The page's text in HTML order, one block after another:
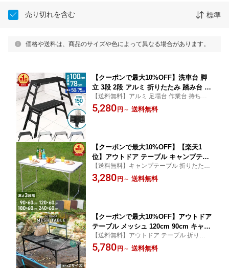
売り切れを含む 標準
価格や送料は、商品のサイズや色によって異なる場合があります。
【クーポンで最大10%OFF】洗車台 脚
立 3段 2段 アルミ 折りたたみ 踏み台 脚
立台 ステップ台 メンテナンス 車 折り
畳み 折畳 足場 作業台 軽量 はしご ハシ
【送料無料】アルミ 足場台 作業台 持ち運
びしやすい軽量のアルミ製！洗車やペンキ
塗り、電球や蛍光灯の交換作業！園芸 リビ
5,280円 ～ 送料無料
【クーポンで最大10%OFF】【楽天1
位】アウトドア テーブル キャンプテー
ブル 折りたたみ アルミテーブル 軽量
折りたたみテーブル キャンプ バーベキ
【送料無料】キャンプテーブル 折りたたみ
ローテーブル ハイテーブル アウトドア テ
ーブル キャンプ バーベキュー ピクニック
3,280円 ～ 送料無料
【クーポンで最大10%OFF】アウトドア
テーブル メッシュ 120cm 90cm キャン
プテーブル 折りたたみ メッシュテーブ
ル 軽量 折りたたみテーブル キャンプ
【送料無料】アウトドア テーブル 折りたた
み テーブル レジャーテーブル お花見 ピク
ニック 運動会 アウトドア お絵かき BBQ で
5,780円 ～ 送料無料